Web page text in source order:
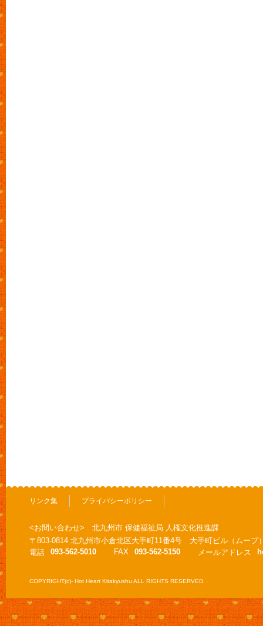
リンク集 プライバシーポリシー
<お問い合わせ> 北九州市 保健福祉局 人権文化推進課
〒803-0814 北九州市小倉北区大手町11番4号 大手町ビル（ムーブ
電話
093-562-5010 FAX 093-562-5150 メールアドレス
COPYRIGHT(c)- Hot Heart Kitakyushu ALL RIGHTS RESERVED.